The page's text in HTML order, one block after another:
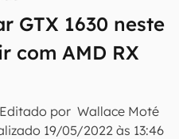
GTX 1630 neste
com AMD RX
Editado por Wallace Moté
19/05/2022 às 13:46
se